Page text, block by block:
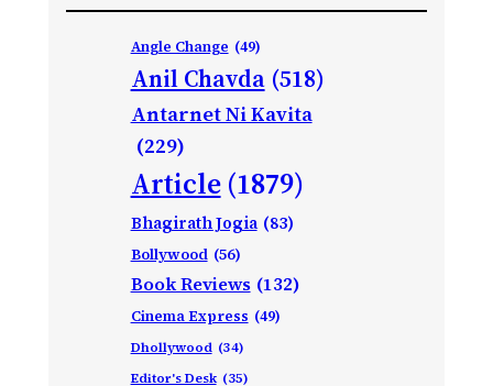
Angle Change (49)
Anil Chavda (518)
Antarnet Ni Kavita
(229)
Article (1879)
Bhagirath Jogia (83)
Bollywood (56)
Book Reviews (132)
Cinema Express (49)
Dhollywood (34)
Editor's Desk (35)